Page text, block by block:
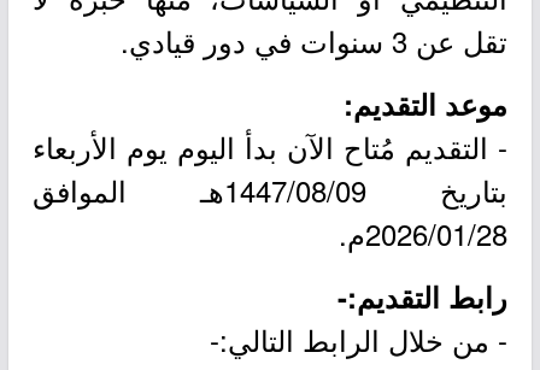
تقل عن 3 سنوات في دور قيادي.
موعد التقديم:
- التقديم مُتاح الآن بدأ اليوم يوم الأربعاء
بتاريخ 1447/08/09هـ الموافق
2026/01/28م.
رابط التقديم:-
- من خلال الرابط التالي:-